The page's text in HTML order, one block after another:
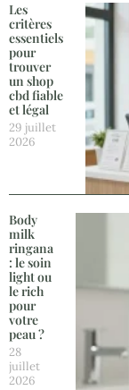
Les
critères
essentiels
pour
trouver
un shop
cbd fiable
et légal
29 juillet
2026
Body
milk
ringana
: le soin
light ou
le rich
pour
votre
peau ?
28
juillet
2026